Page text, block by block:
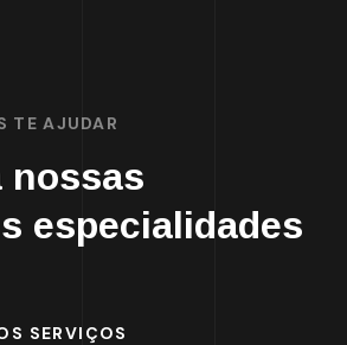
TE AJUDAR
nossas
especialidades
SERVIÇOS